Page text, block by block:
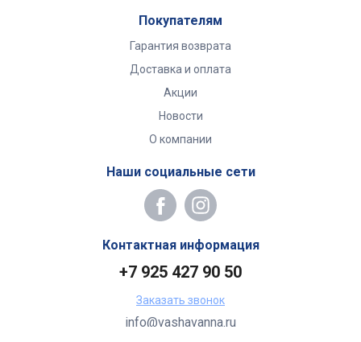
Покупателям
Гарантия возврата
Доставка и оплата
Акции
Новости
О компании
Наши социальные сети
Контактная информация
+7 925 427 90 50
Заказать звонок
info@vashavanna.ru